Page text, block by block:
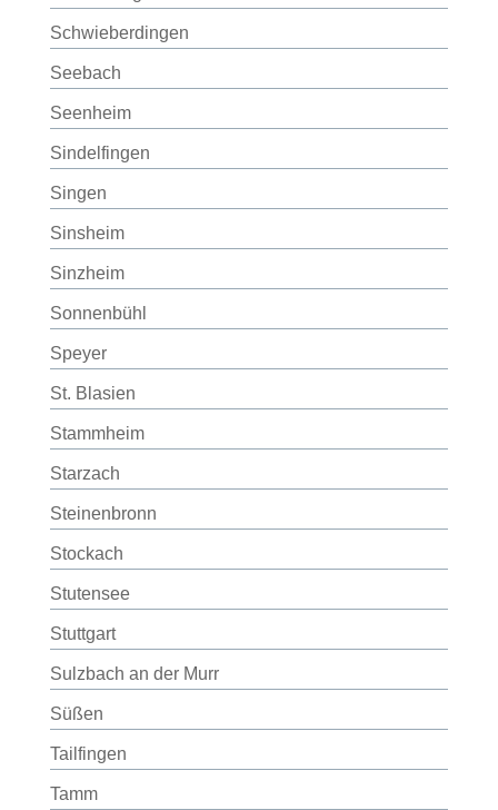
Schwieberdingen
Seebach
Seenheim
Sindelfingen
Singen
Sinsheim
Sinzheim
Sonnenbühl
Speyer
St. Blasien
Stammheim
Starzach
Steinenbronn
Stockach
Stutensee
Stuttgart
Sulzbach an der Murr
Süßen
Tailfingen
Tamm